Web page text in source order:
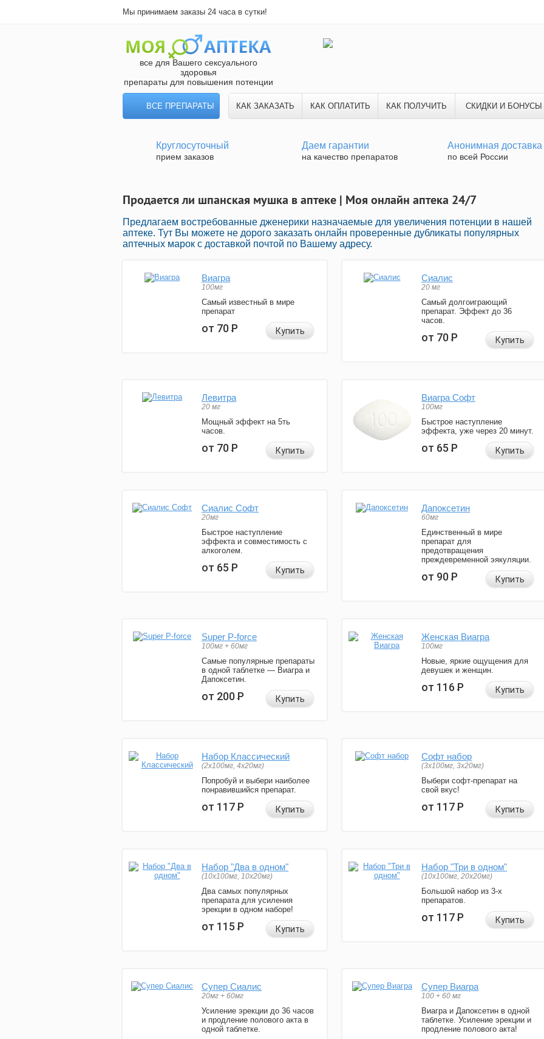
Мы принимаем заказы 24 часа в сутки!
все для Вашего сексуального
здоровья
препараты для повышения потенции
ВСЕ ПРЕПАРАТЫ КАК ЗАКАЗАТЬ КАК ОПЛАТИТЬ КАК ПОЛУЧИТЬ СКИДКИ И БОНУСЫ
Круглосуточный
прием заказов
Даем гарантии
на качество препаратов
Анонимная доставка
по всей России
Продается ли шпанская мушка в аптеке | Моя онлайн аптека 24/7
Предлагаем востребованные дженерики назначаемые для увеличения потенции в нашей
аптеке. Тут Вы можете не дорого заказать онлайн проверенные дубликаты популярных
аптечных марок с доставкой почтой по Вашему адресу.
Виагра
100мг
Самый известный в мире
препарат
от 70Р Купить
Сиалис
20 мг
Самый долгоиграющий
препарат. Эффект до 36
часов.
от 70Р Купить
Левитра
20 мг
Мощный эффект на 5ть
часов.
от 70Р Купить
Виагра Софт
100мг
Быстрое наступление
эффекта, уже через 20 минут.
от 65Р Купить
Сиалис Софт
20мг
Быстрое наступление
эффекта и совместимость с
алкоголем.
от 65Р Купить
Дапоксетин
60мг
Единственный в мире
препарат для
предотвращения
преждевременной эякуляции.
от 90Р Купить
Super P-force
100мг + 60мг
Самые популярные препараты
в одной таблетке — Виагра и
Дапоксетин.
от 200Р Купить
Женская Виагра
100мг
Новые, яркие ощущения для
девушек и женщин.
от 116Р Купить
Набор Классический
(2x100мг, 4x20мг)
Попробуй и выбери наиболее
понравившийся препарат.
от 117Р Купить
Софт набор
(3x100мг, 3x20мг)
Выбери софт-препарат на
свой вкус!
от 117Р Купить
Набор "Два в одном"
(10x100мг, 10x20мг)
Два самых популярных
препарата для усиления
эрекции в одном наборе!
от 115Р Купить
Набор "Три в одном"
(10x100мг, 20x20мг)
Большой набор из 3-х
препаратов.
от 117Р Купить
Супер Сиалис
20мг + 60мг
Усиление эрекции до 36 часов
и продление полового акта в
одной таблетке.
Супер Виагра
100 + 60 мг
Виагра и Дапоксетин в одной
таблетке. Усиление эрекции и
продление полового акта!